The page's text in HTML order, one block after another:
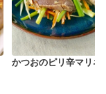
かつおのピリ辛マリネ